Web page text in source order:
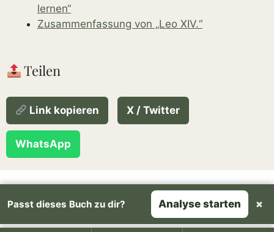
lernen“
Zusammenfassung von „Leo XIV.“
Teilen
Link kopieren X / Twitter
WhatsApp
Über den Autor
Rechtliches
Spotify
Passt dieses Buch zu dir? Analyse starten ×